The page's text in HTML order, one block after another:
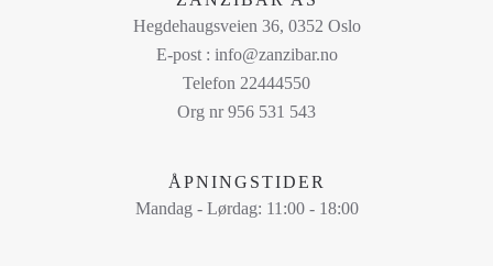
Hegdehaugsveien 36, 0352 Oslo
E-post : info@zanzibar.no
Telefon 22444550
Org nr 956 531 543
ÅPNINGSTIDER
Mandag - Lørdag: 11:00 - 18:00